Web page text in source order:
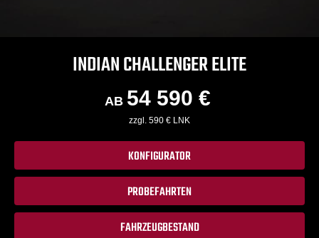
INDIAN CHALLENGER ELITE
AB 54 590 €
zzgl. 590 € LNK
KONFIGURATOR
PROBEFAHRTEN
FAHRZEUGBESTAND